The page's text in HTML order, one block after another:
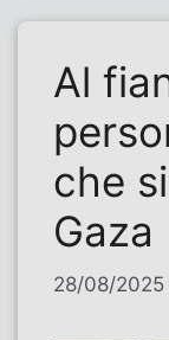
Al
che
Gaza
28/08/2025